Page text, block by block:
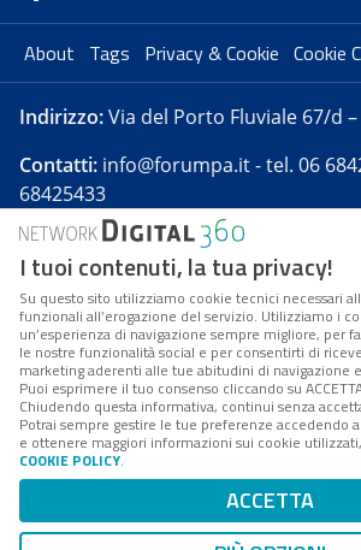
About Tags Privacy & Cookie Cookie
Indirizzo:Via del Porto Fluviale 67/d
Contatti: info@forumpa.it- tel. 06
68425433
Forumpa.itè una pubblicazione
presso Registro della stampa del
Reg. n. 182 del 2 maggio 2008 -
Stentella
FPA s.r.l. è società soggetta a
Coordinamento da parte di Digital360
è un'azienda certificata per il
Codice Fiscale/Partita IVA n.
n. 1249791. ISP AWS
I tuoi contenuti, la tua privacy!
Su questo sito utilizziamo cookie tecnici necessari
funzionali all’erogazione del servizio. Utilizziamo i
un’esperienza di navigazione sempre migliore, per
le nostre funzionalità social e per consentirti di
marketing aderenti alle tue abitudini di navigazione
Puoi esprimere il tuo consenso cliccando su
Chiudendo questa informativa, continui senza
Potrai sempre gestire le tue preferenze accedendo al
e ottenere maggiori informazioni sui cookie
COOKIE POLICY.
ACCETTA